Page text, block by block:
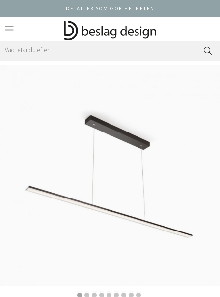
DETALJER SOM GÖR HELHETEN